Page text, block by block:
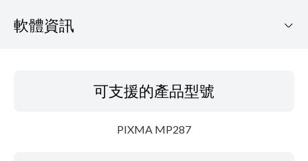
軟體資訊
可支援的產品型號
PIXMA MP287